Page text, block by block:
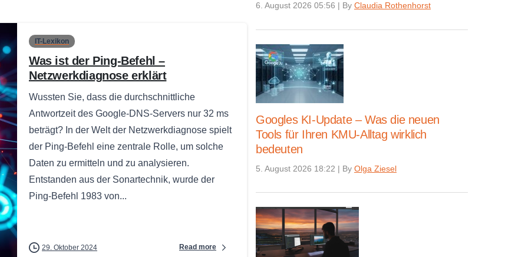
IT-Lexikon
Was ist der Ping-Befehl –
Netzwerkdiagnose erklärt
Wussten Sie, dass die durchschnittliche
Antwortzeit des Google-DNS-Servers nur 32 ms
beträgt? In der Welt der Netzwerkdiagnose spielt
der Ping-Befehl eine zentrale Rolle, um solche
Daten zu ermitteln und zu analysieren.
Entstanden aus der Sonartechnik, wurde der
Ping-Befehl 1983 von...
29. Oktober 2024 Read more
6. August 2026 05:56 | By Claudia Rothenhorst
Googles KI-Update – Was die neuen
Tools für Ihren KMU-Alltag wirklich
bedeuten
5. August 2026 18:22 | By Olga Ziesel